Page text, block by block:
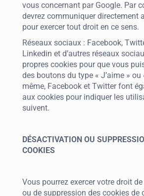
vous concernant par Google. Par
devrez communiquer directement
pour exercer tout droit en ce sens.
Réseaux sociaux : Facebook,
Linkedin et d’autres réseaux
propres cookies pour que vous
des boutons du type « J’aime » ou
même, Facebook et Twitter font
aux cookies pour indiquer les
suivent.
DÉSACTIVATION OU
COOKIES
Vous pourrez exercer votre droit
ou de suppression des cookies de